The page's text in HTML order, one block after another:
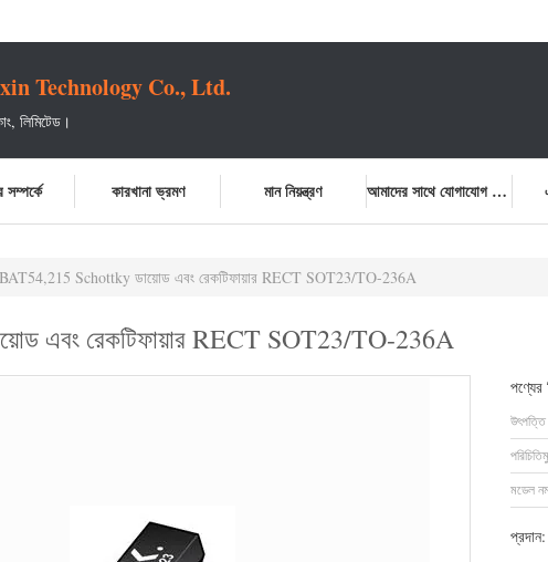
Technology Co., Ltd.
লিমিটেড।
কারখানা ভ্রমণ মান নিয়ন্ত্রণ আমাদের সাথে যোগাযোগ করুন
BAT54,215 Schottky ডায়োড এবং রেকটিফায়ার RECT SOT23/TO-236A
এবং রেকটিফায়ার RECT SOT23/TO-236A
পণ্যের
মডেল
প্রদান: